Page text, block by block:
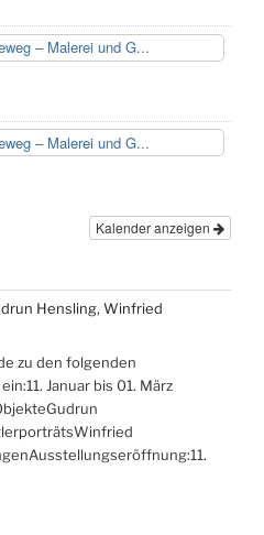
– Malerei und G...
– Malerei und G...
Kalender anzeigen
Hensling, Winfried
zu den folgenden
Januar bis 01. März